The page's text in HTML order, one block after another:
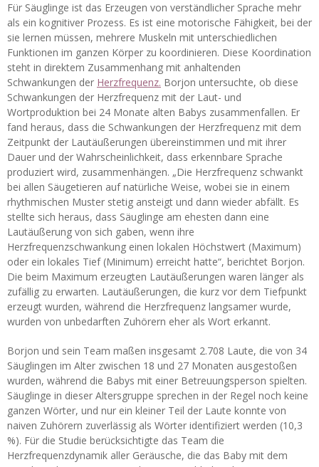
Für Säuglinge ist das Erzeugen von verständlicher Sprache mehr
als ein kognitiver Prozess. Es ist eine motorische Fähigkeit, bei der
sie lernen müssen, mehrere Muskeln mit unterschiedlichen
Funktionen im ganzen Körper zu koordinieren. Diese Koordination
steht in direktem Zusammenhang mit anhaltenden
Schwankungen der Herzfrequenz. Borjon untersuchte, ob diese
Schwankungen der Herzfrequenz mit der Laut- und
Wortproduktion bei 24 Monate alten Babys zusammenfallen. Er
fand heraus, dass die Schwankungen der Herzfrequenz mit dem
Zeitpunkt der Lautäußerungen übereinstimmen und mit ihrer
Dauer und der Wahrscheinlichkeit, dass erkennbare Sprache
produziert wird, zusammenhängen. „Die Herzfrequenz schwankt
bei allen Säugetieren auf natürliche Weise, wobei sie in einem
rhythmischen Muster stetig ansteigt und dann wieder abfällt. Es
stellte sich heraus, dass Säuglinge am ehesten dann eine
Lautäußerung von sich gaben, wenn ihre
Herzfrequenzschwankung einen lokalen Höchstwert (Maximum)
oder ein lokales Tief (Minimum) erreicht hatte“, berichtet Borjon.
Die beim Maximum erzeugten Lautäußerungen waren länger als
zufällig zu erwarten. Lautäußerungen, die kurz vor dem Tiefpunkt
erzeugt wurden, während die Herzfrequenz langsamer wurde,
wurden von unbedarften Zuhörern eher als Wort erkannt.
Borjon und sein Team maßen insgesamt 2.708 Laute, die von 34
Säuglingen im Alter zwischen 18 und 27 Monaten ausgestoßen
wurden, während die Babys mit einer Betreuungsperson spielten.
Säuglinge in dieser Altersgruppe sprechen in der Regel noch keine
ganzen Wörter, und nur ein kleiner Teil der Laute konnte von
naiven Zuhörern zuverlässig als Wörter identifiziert werden (10,3
%). Für die Studie berücksichtigte das Team die
Herzfrequenzdynamik aller Geräusche, die das Baby mit dem